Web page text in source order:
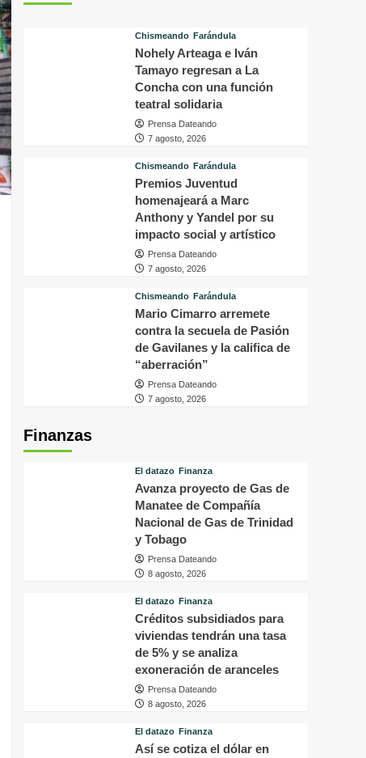
Chismeando Farándula
Nohely Arteaga e Iván
Tamayo regresan a La
Concha con una función
teatral solidaria
Prensa Dateando
7 agosto, 2026
Chismeando Farándula
Premios Juventud
homenajeará a Marc
Anthony y Yandel por su
impacto social y artístico
Prensa Dateando
7 agosto, 2026
Chismeando Farándula
Mario Cimarro arremete
contra la secuela de Pasión
de Gavilanes y la califica de
“aberración”
Prensa Dateando
7 agosto, 2026
Finanzas
El datazo Finanza
Avanza proyecto de Gas de
Manatee de Compañía
Nacional de Gas de Trinidad
y Tobago
Prensa Dateando
8 agosto, 2026
El datazo Finanza
Créditos subsidiados para
viviendas tendrán una tasa
de 5% y se analiza
exoneración de aranceles
Prensa Dateando
8 agosto, 2026
El datazo Finanza
Así se cotiza el dólar en